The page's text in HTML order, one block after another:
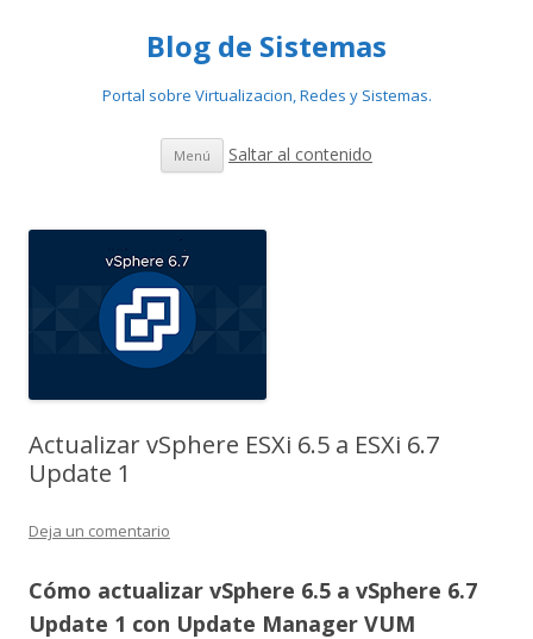
Blog de Sistemas
Portal sobre Virtualizacion, Redes y Sistemas.
Menú Saltar al contenido
Actualizar vSphere ESXi 6.5 a ESXi 6.7
Update 1
Deja un comentario
Cómo actualizar vSphere 6.5 a vSphere 6.7
Update 1 con Update Manager VUM